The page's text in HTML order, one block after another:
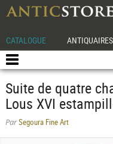
CATALOGUE ANTIQUAIRES
Suite de quatre
Lous XVI
ParSegoura Fine Art